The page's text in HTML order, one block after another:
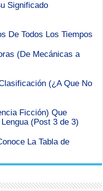
Significado
De Todos Los Tiempos
(De Mecánicas a
(¿A Que No
Ficción) Que
(Post 3 de 3)
La Tabla de